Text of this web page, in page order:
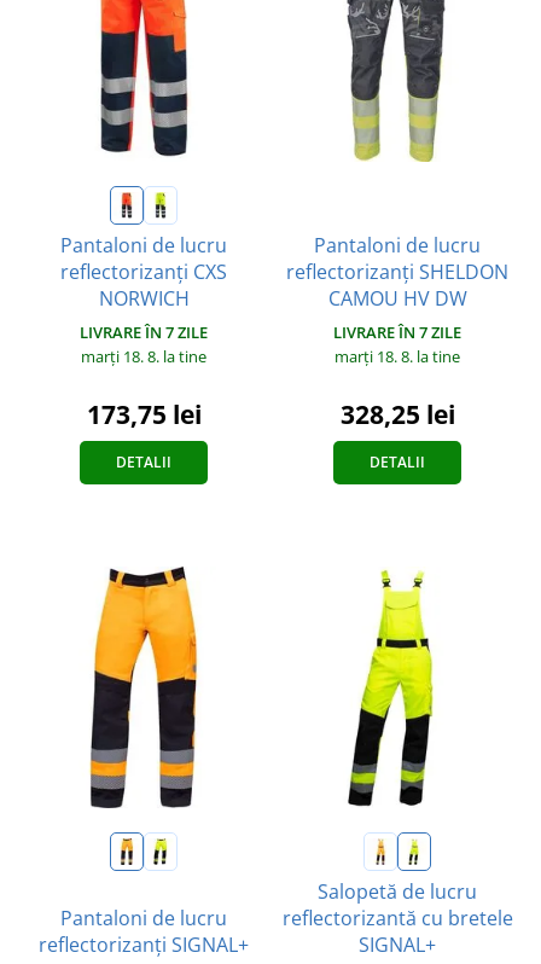
Pantaloni de lucru
reflectorizanți CXS
NORWICH
LIVRARE ÎN 7 ZILE
marți 18. 8. la tine
173,75 lei
DETALII
Pantaloni de lucru
reflectorizanți SHELDON
CAMOU HV DW
LIVRARE ÎN 7 ZILE
marți 18. 8. la tine
328,25 lei
DETALII
Pantaloni de lucru
reflectorizanți SIGNAL+
Salopetă de lucru
reflectorizantă cu bretele
SIGNAL+